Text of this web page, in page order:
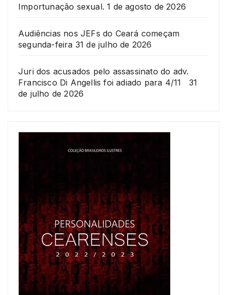
Importunação sexual. 1 de agosto de 2026
Audiências nos JEFs do Ceará começam
segunda-feira 31 de julho de 2026
Juri dos acusados pelo assassinato do adv.
Francisco Di Angellis foi adiado para 4/11
31
de julho de 2026